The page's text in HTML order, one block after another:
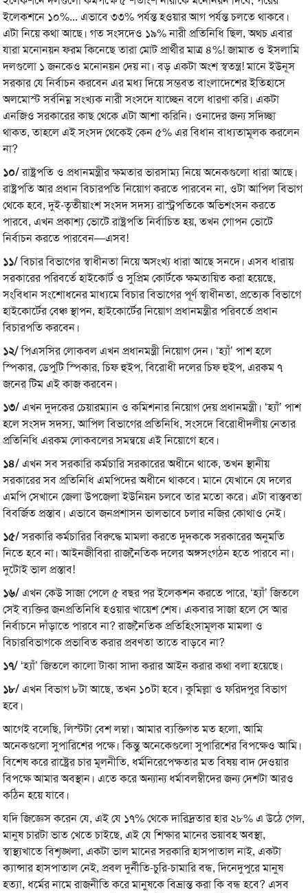
ইলেকশনে ১০%... এভাবে ৩৩% পর্যন্ত হওয়ার আগ পর্যন্ত চলতে থাকবে।
এটা নিয়ে কথা আছে। গত সংসদেও ১৯% নারী প্রতিনিধি ছিল, অথচ এবার
যারা মনোনয়ন ফরম কিনেছে তারা মোট প্রার্থীর মাত্র ৪%! জামাত ও ইসলামি
দলগুলো ১ জনকেও মনোনয়ন দেয় না। বড় একটা অংশ স্বতন্ত্র! মানে ইউনূস
সরকার যে নির্বাচন করবেন এর মধ্য দিয়ে সম্ভবত বাংলাদেশের ইতিহাসে
অলমোস্ট সর্বনিম্ন সংখ্যক নারী সংসদে যাচ্ছেন বলে ধারণা করি। একটা
এনজিও সরকারের কাছ থেকে এটা আশা করিনি। ওনাদের জন্য সদিচ্ছা
থাকত, তাহলে এই সংসদ থেকেই কেন ৫% এর বিধান বাধ্যতামূলক করলেন
না?
১০/রাষ্ট্রপতি ও প্রধানমন্ত্রীর ক্ষমতার ভারসাম্য নিয়ে অনেকগুলো ধারা আছে।
রাষ্ট্রপতি আর প্রধান বিচারপতি নিয়োগ করতে পারবেন না, ওটা আপিল বিভাগ
থেকে হবে, দুই-তৃতীয়াংশ সংসদ সদস্য রাস্ট্রপতিকে অভিশংসন করতে
পারবে, এখন প্রকাশ্য ভোটে রাষ্ট্রপতি নির্বাচিত হয়, তখন গোপন ভোটে
নির্বাচন করতে পারবেন—এসব!
১১/বিচার বিভাগের স্বাধীনতা নিয়ে অসংখ্য ধারা আছে সনদে। এসব ধারায়
সরকারের পরিবর্তে হাইকোর্ট ও সুপ্রিম কোর্টকে ক্ষমতায়িত করা হয়েছে,
সংবিধান সংশোধনের মাধ্যমে বিচার বিভাগের পূর্ণ স্বাধীনতা, প্রত্যেক বিভাগে
হাইকোর্টের বেঞ্চ স্থাপন, হাইকোর্টের নিয়োগ প্রধানমন্ত্রীর পরিবর্তে প্রধান
বিচারপতি করবেন।
১২/পিএসসির লোকবল এখন প্রধানমন্ত্রী নিয়োগ দেন। ‘হ্যাঁ’ পাশ হলে
স্পিকার, ডেপুটি স্পিকার, চিফ হুইপ, বিরোধী দলের চিফ হুইপ, এরকম ৭
জনের টিম এই কাজ করবেন।
১৩/এখন দুদকের চেয়ারম্যান ও কমিশনার নিয়োগ দেয় প্রধানমন্ত্রী। ‘হ্যাঁ’ পাশ
হলে সংসদ সদস্য, আপিল বিভাগের প্রতিনিধি, সংসদে বিরোধীদলীয় নেতার
প্রতিনিধি এরকম লোকবলের সমন্বয়ে এই নিয়োগে হবে।
১৪/এখন সব সরকারি কর্মচারি সরকারের অধীনে থাকে, তখন স্থানীয়
সরকারের সব প্রতিনিধি এমপিদের অধীনে থাকবে। মানে যেখানে যে দলের
এমপি সেখানে জেলা উপজেলা ইউনিয়ন চলবে তার মতো করে। এটা বাস্তবতা
বিবর্জিত প্রস্তাব। এভাবে জনপ্রশাসন ভালভাবে চলার নজির কোথাও নেই।
১৫/সরকারি কর্মচারির বিরুদ্ধে মামলা করতে দুদককে সরকারের অনুমতি
নিতে হবে না। আইনজীবিরা রাজনৈতিক দলের অঙ্গসংগঠন হতে পারবে না।
দুটোই ভাল প্রস্তাব!
১৬/এখন কেউ সাজা পেলে ৫ বছর পর ইলেকশন করতে পারে, ‘হ্যাঁ’ জিতলে
সেই ব্যক্তির জনপ্রতিনিধি হওয়ার খায়েশ শেষ। একবার সাজা হলে সে আর
নির্বাচনে দাঁড়াতে পারবে না? রাজনৈতিক প্রতিহিংসামূলক মামলা ও
বিচারবিভাগকে প্রভাবিত করার প্রবণতা তাতে বাড়বে না?
১৭/ ‘হ্যাঁ’ জিতলে কালো টাকা সাদা করার আইন করার কথা বলা হয়েছে।
১৮/এখন বিভাগ ৮টা আছে, তখন ১০টা হবে। কুমিল্লা ও ফরিদপুর বিভাগ
হবে।
আগেই বলেছি, লিস্টটা বেশ লম্বা। আমার ব্যক্তিগত মত হলো, আমি
অনেকগুলো সুপারিশের পক্ষে। কিন্তু অনেকেগুলো সুপারিশের বিপক্ষেও আমি।
বিশেষ করে রাষ্ট্রের চার মূলনীতি, ধর্মনিরেপেক্ষতার মত বিষয় বাদ দেওয়ার
‍বিপক্ষে আমার অবস্থান। এতে করে অন্যান্য ধর্মাবলম্বীদের জন্য দেশটা আরও
কঠিন হয়ে যাবে।
যদি জিজ্ঞেস করেন যে, এই যে ১৭% থেকে দারিদ্রতার হার ২৮% এ উঠে গেল,
মানুষ চারটা ভাত খেতে চাইছে, এই যে শিক্ষার মানের ভয়াবহ অবস্থা,
স্বাস্থ্যখাতে বিশৃঙ্খলা, একটা ভাল মানের সরকারি হাসপাতাল নাই, একটা
ক্যান্সার হাসপাতাল নেই, প্রবল দুর্নীতি-চুরি-চামারি বন্ধ, দিনেদুপুরে মানুষ
হত্যা, ধর্মের নামে রাজনীতি করে মানুষকে বিভ্রান্ত করা কি বন্ধ হবে? এসব